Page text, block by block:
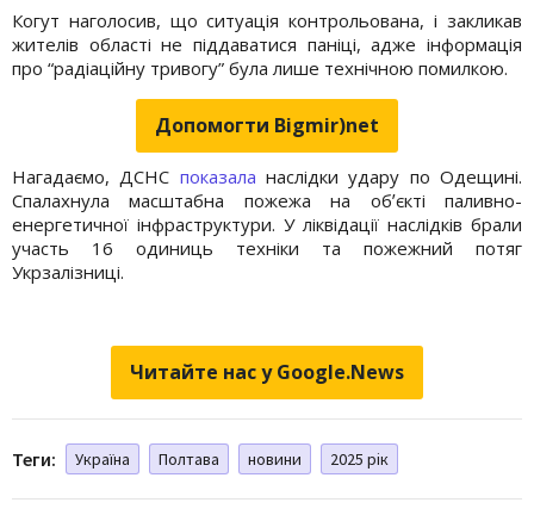
Когут наголосив, що ситуація контрольована, і закликав
жителів області не піддаватися паніці, адже інформація
про “радіаційну тривогу” була лише технічною помилкою.
Допомогти Bigmir)net
Нагадаємо, ДСНС показала наслідки удару по Одещині.
Спалахнула масштабна пожежа на обʼєкті паливно-
енергетичної інфраструктури. У ліквідації наслідків брали
участь 16 одиниць техніки та пожежний потяг
Укрзалізниці.
Читайте нас у Google.News
Теги: Україна Полтава новини 2025 рік